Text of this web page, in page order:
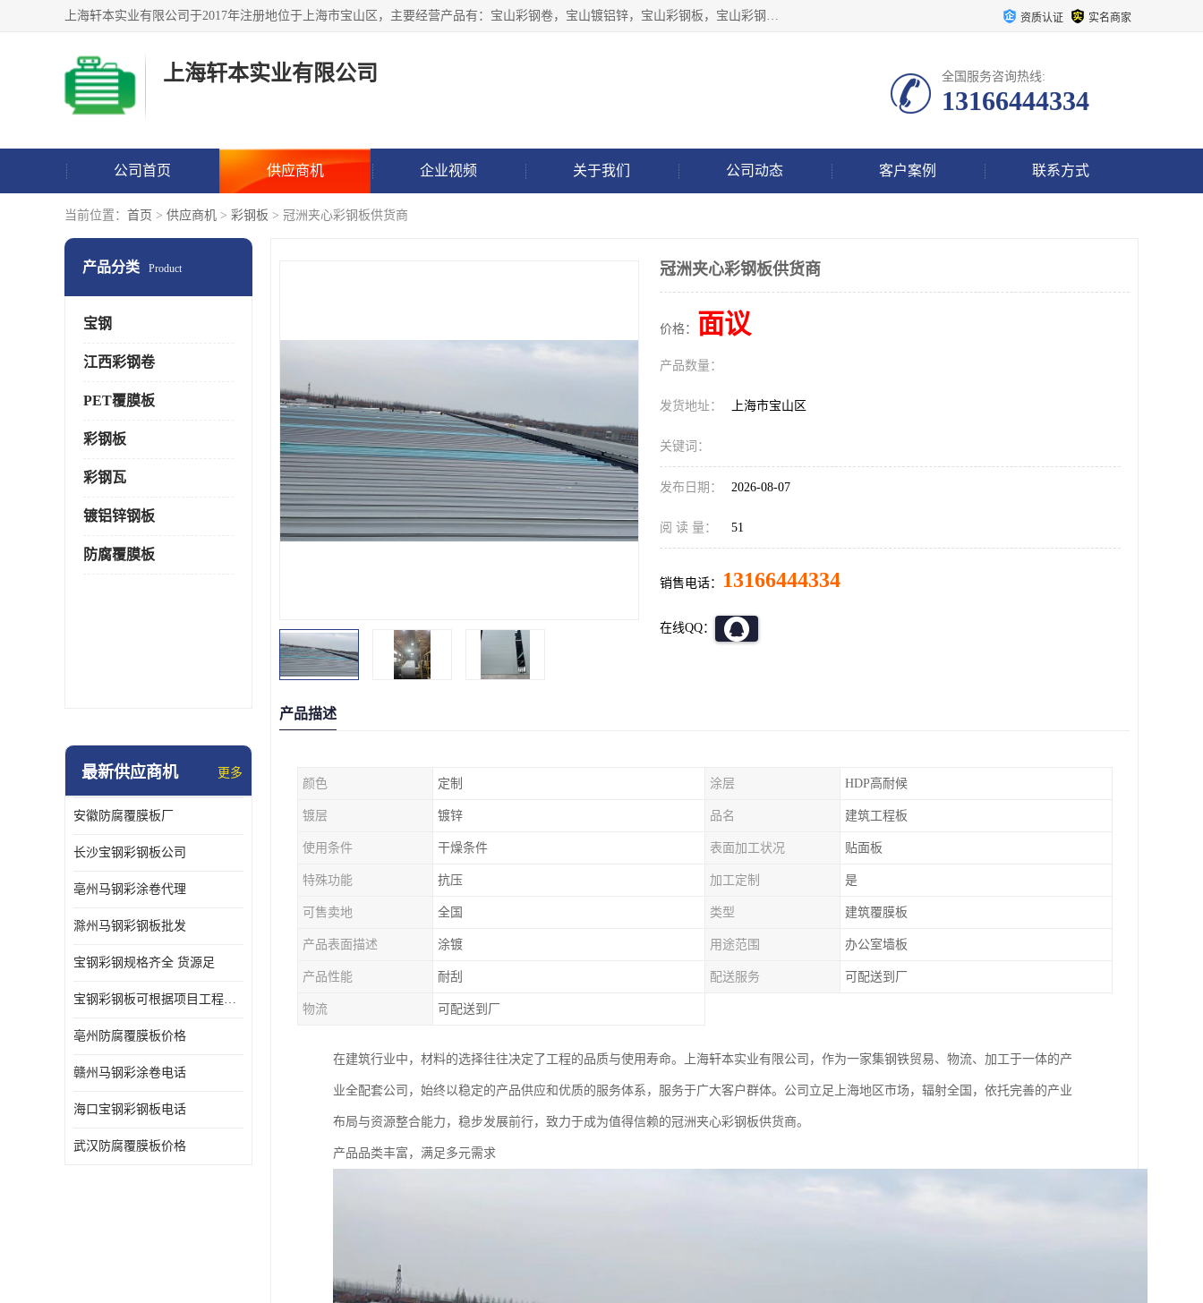
上海轩本实业有限公司于2017年注册地位于上海市宝山区，主要经营产品有：宝山彩钢卷，宝山镀铝锌，宝山彩钢板，宝山彩钢瓦等产品的生产和销售。 资质认证 实名商家
上海轩本实业有限公司 全国服务咨询热线:
13166444334
公司首页 供应商机 企业视频 关于我们 公司动态 客户案例 联系方式
当前位置： 首页 > 供应商机 > 彩钢板 > 冠洲夹心彩钢板供货商
产品分类 Product
宝钢
江西彩钢卷
PET覆膜板
彩钢板
彩钢瓦
镀铝锌钢板
防腐覆膜板
最新供应商机 更多
安徽防腐覆膜板厂
长沙宝钢彩钢板公司
亳州马钢彩涂卷代理
滁州马钢彩钢板批发
宝钢彩钢规格齐全 货源足
宝钢彩钢板可根据项目工程定制
亳州防腐覆膜板价格
赣州马钢彩涂卷电话
海口宝钢彩钢板电话
武汉防腐覆膜板价格
冠洲夹心彩钢板供货商
价格： 面议
产品数量：
发货地址： 上海市宝山区
关键词：
发布日期： 2026-08-07
阅 读 量： 51
销售电话： 13166444334
在线QQ：
产品描述
颜色 定制 涂层 HDP高耐候
镀层 镀锌 品名 建筑工程板
使用条件 干燥条件 表面加工状况 贴面板
特殊功能 抗压 加工定制 是
可售卖地 全国 类型 建筑覆膜板
产品表面描述 涂镀 用途范围 办公室墙板
产品性能 耐刮 配送服务 可配送到厂
物流 可配送到厂
在建筑行业中，材料的选择往往决定了工程的品质与使用寿命。上海轩本实业有限公司，作为一家集钢铁贸易、物流、加工于一体的产
业全配套公司，始终以稳定的产品供应和优质的服务体系，服务于广大客户群体。公司立足上海地区市场，辐射全国，依托完善的产业
布局与资源整合能力，稳步发展前行，致力于成为值得信赖的冠洲夹心彩钢板供货商。
产品品类丰富，满足多元需求